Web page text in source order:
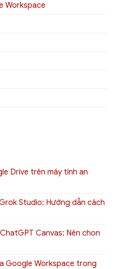
Workspace
Drive trên máy tính an
Studio: Hướng dẫn cách
Canvas: Nên chọn
Google Workspace trong